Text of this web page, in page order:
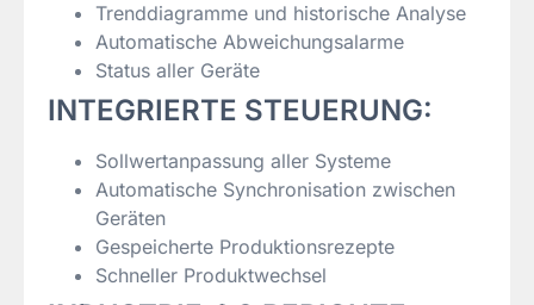
Trenddiagramme und historische Analyse
Automatische Abweichungsalarme
Status aller Geräte
INTEGRIERTE STEUERUNG:
Sollwertanpassung aller Systeme
Automatische Synchronisation zwischen
Geräten
Gespeicherte Produktionsrezepte
Schneller Produktwechsel